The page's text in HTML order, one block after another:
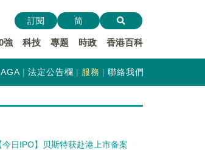
強 科技 專題 時政 香港百科
訂閱 简
法定公告欄 服務 聯絡我們
今日IPO】贝斯特获赴港上市备案